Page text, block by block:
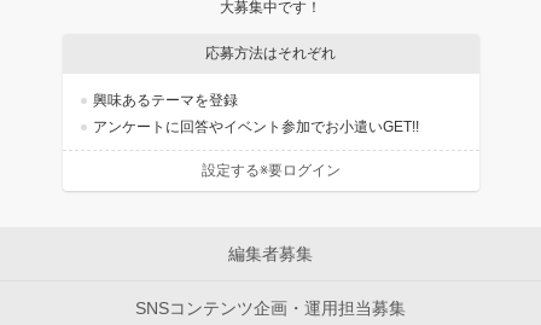
大募集中です！
応募方法はそれぞれ
興味あるテーマを登録
アンケートに回答やイベント参加でお小遣いGET!!
設定する※要ログイン
編集者募集
SNSコンテンツ企画・運用担当募集